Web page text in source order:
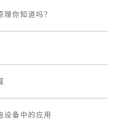
你知道吗？
设备中的应用